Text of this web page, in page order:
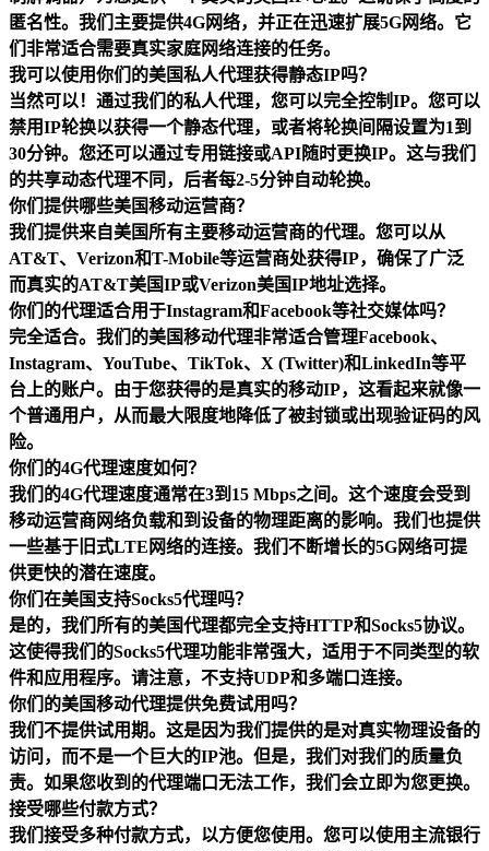
匿名性。我们主要提供4G网络，并正在迅速扩展5G网络。它
们非常适合需要真实家庭网络连接的任务。
我可以使用你们的美国私人代理获得静态IP吗？
当然可以！通过我们的私人代理，您可以完全控制IP。您可以
禁用IP轮换以获得一个静态代理，或者将轮换间隔设置为1到
30分钟。您还可以通过专用链接或API随时更换IP。这与我们
的共享动态代理不同，后者每2-5分钟自动轮换。
你们提供哪些美国移动运营商？
我们提供来自美国所有主要移动运营商的代理。您可以从
AT&T、Verizon和T-Mobile等运营商处获得IP，确保了广泛
而真实的AT&T美国IP或Verizon美国IP地址选择。
你们的代理适合用于Instagram和Facebook等社交媒体吗？
完全适合。我们的美国移动代理非常适合管理Facebook、
Instagram、YouTube、TikTok、X (Twitter)和LinkedIn等平
台上的账户。由于您获得的是真实的移动IP，这看起来就像一
个普通用户，从而最大限度地降低了被封锁或出现验证码的风
险。
你们的4G代理速度如何？
我们的4G代理速度通常在3到15 Mbps之间。这个速度会受到
移动运营商网络负载和到设备的物理距离的影响。我们也提供
一些基于旧式LTE网络的连接。我们不断增长的5G网络可提
供更快的潜在速度。
你们在美国支持Socks5代理吗？
是的，我们所有的美国代理都完全支持HTTP和Socks5协议。
这使得我们的Socks5代理功能非常强大，适用于不同类型的软
件和应用程序。请注意，不支持UDP和多端口连接。
你们的美国移动代理提供免费试用吗？
我们不提供试用期。这是因为我们提供的是对真实物理设备的
访问，而不是一个巨大的IP池。但是，我们对我们的质量负
责。如果您收到的代理端口无法工作，我们会立即为您更换。
接受哪些付款方式？
我们接受多种付款方式，以方便您使用。您可以使用主流银行